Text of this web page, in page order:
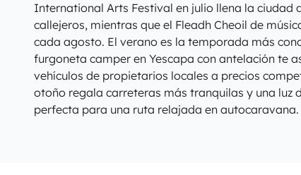
International Arts Festival en julio llena la ciudad
callejeros, mientras que el Fleadh Cheoil de
cada agosto. El verano es la temporada más
furgoneta camper en Yescapa con antelación te
vehículos de propietarios locales a precios
otoño regala carreteras más tranquilas y una luz
perfecta para una ruta relajada en autocaravana.